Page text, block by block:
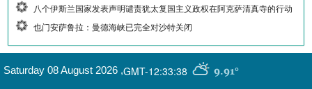
八个伊斯兰国家发表声明谴责犹太复国主义政权在阿克萨清真寺的行动
也门安萨鲁拉：曼德海峡已完全对沙特关闭
GMT-12:33:38 9.91°
Saturday 08 August 2026 ,